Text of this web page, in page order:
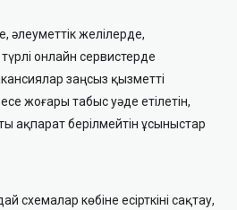
әлеуметтік желілерде,
онлайн сервистерде
заңсыз қызметті
жоғары табыс уәде етілетін,
ақпарат берілмейтін ұсыныстар
схемалар көбіне есірткіні сақтау,